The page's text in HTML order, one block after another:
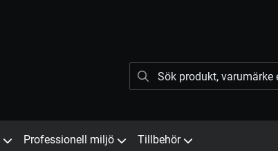
Professionell miljö Tillbehör